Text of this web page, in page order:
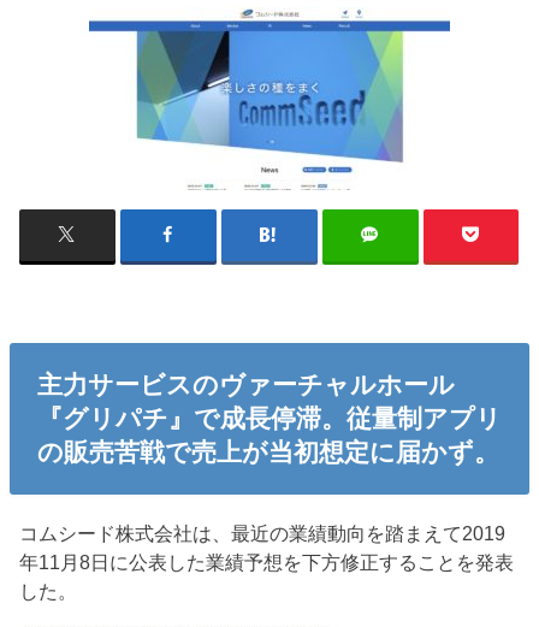
主力サービスのヴァーチャルホール
『グリパチ』で成長停滞。従量制アプリ
の販売苦戦で売上が当初想定に届かず。
コムシード株式会社は、最近の業績動向を踏まえて2019
年11月8日に公表した業績予想を下方修正することを発表
した。